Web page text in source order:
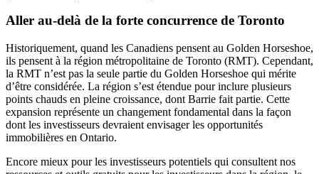
Aller au-delà de la forte concurrence de Toronto
Historiquement, quand les Canadiens pensent au Golden Horseshoe,
ils pensent à la région métropolitaine de Toronto (RMT). Cependant,
la RMT n’est pas la seule partie du Golden Horseshoe qui mérite
d’être considérée. La région s’est étendue pour inclure plusieurs
points chauds en pleine croissance, dont Barrie fait partie. Cette
expansion représente un changement fondamental dans la façon
dont les investisseurs devraient envisager les opportunités
immobilières en Ontario.
Encore mieux pour les investisseurs potentiels qui consultent nos